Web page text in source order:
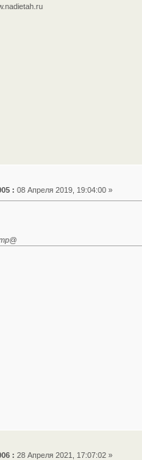
: 08 Апреля 2019, 19:04:00 »
: 28 Апреля 2021, 17:07:02 »